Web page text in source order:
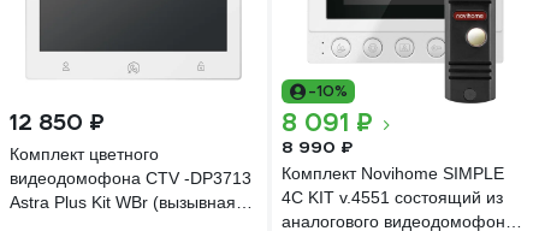
12 850 ₽
Комплект цветного
видеодомофона CTV -DP3713
Astra Plus Kit WBr (вызывная
-10%
8 091 ₽
8 990 ₽
Комплект Novihome SIMPLE
4C KIT v.4551 состоящий из
аналогового видеодомофона и